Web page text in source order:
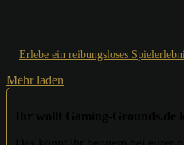
Erlebe ein reibungsloses
Mehr laden